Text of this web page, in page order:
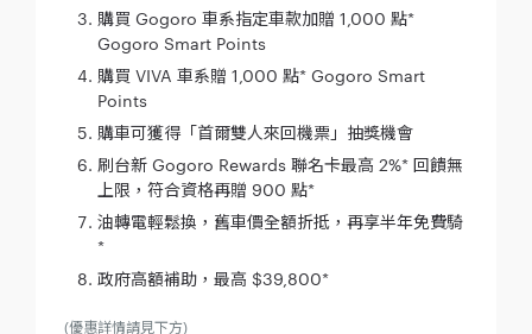
購買 Gogoro 車系指定車款加贈 1,000 點*
Gogoro Smart Points
購買 VIVA 車系贈 1,000 點* Gogoro Smart
Points
購車可獲得「首爾雙人來回機票」抽獎機會
刷台新 Gogoro Rewards 聯名卡最高 2%* 回饋無
上限，符合資格再贈 900 點*
油轉電輕鬆換，舊車價全額折抵，再享半年免費騎
*
政府高額補助，最高 $39,800*
(優惠詳情請見下方)